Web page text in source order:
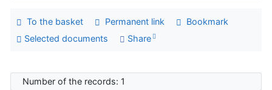
To the basket Permanent link
Bookmark
Selected documents
Share
Number of the records: 1